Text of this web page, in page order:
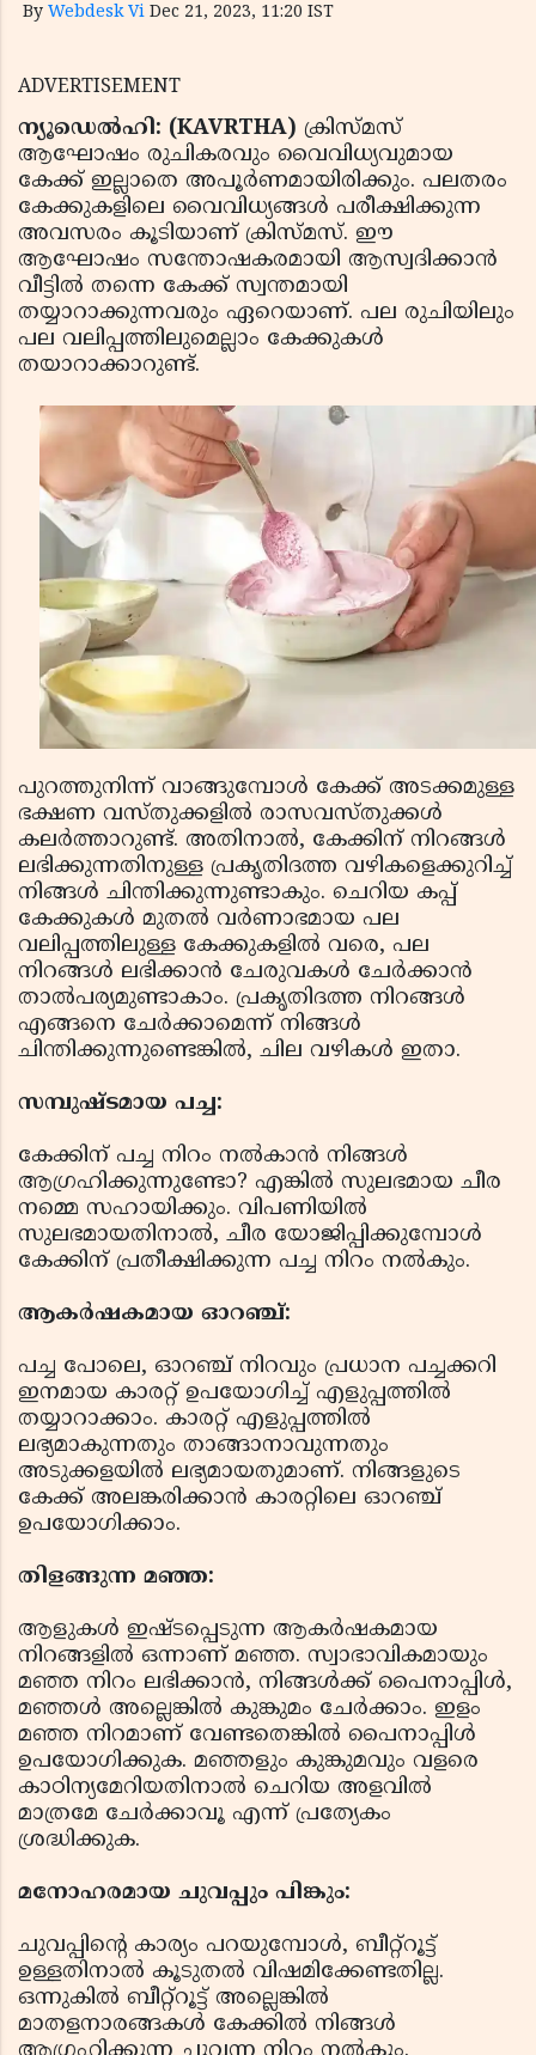
By Webdesk Vi Dec 21, 2023, 11:20 IST
ADVERTISEMENT
ന്യൂഡെൽഹി: (KAVRTHA) ക്രിസ്മസ്
ആഘോഷം രുചികരവും വൈവിധ്യവുമായ
കേക്ക് ഇല്ലാതെ അപൂർണമായിരിക്കും. പലതരം
കേക്കുകളിലെ വൈവിധ്യങ്ങള്‍ പരീക്ഷിക്കുന്ന
അവസരം കൂടിയാണ് ക്രിസ്മസ്. ഈ
ആഘോഷം സന്തോഷകരമായി ആസ്വദിക്കാന്‍
വീട്ടില്‍ തന്നെ കേക്ക് സ്വന്തമായി
തയ്യാറാക്കുന്നവരും ഏറെയാണ്. പല രുചിയിലും
പല വലിപ്പത്തിലുമെല്ലാം കേക്കുകൾ
തയാറാക്കാറുണ്ട്.
പുറത്തുനിന്ന് വാങ്ങുമ്പോൾ കേക്ക് അടക്കമുള്ള
ഭക്ഷണ വസ്തുക്കളിൽ രാസവസ്തുക്കൾ
കലർത്താറുണ്ട്. അതിനാൽ, കേക്കിന് നിറങ്ങൾ
ലഭിക്കുന്നതിനുള്ള പ്രകൃതിദത്ത വഴികളെക്കുറിച്ച്
നിങ്ങൾ ചിന്തിക്കുന്നുണ്ടാകും. ചെറിയ കപ്പ്
കേക്കുകൾ മുതൽ വർണാഭമായ പല
വലിപ്പത്തിലുള്ള കേക്കുകളിൽ വരെ, പല
നിറങ്ങൾ ലഭിക്കാൻ ചേരുവകൾ ചേർക്കാൻ
താൽപര്യമുണ്ടാകാം. പ്രകൃതിദത്ത നിറങ്ങൾ
എങ്ങനെ ചേർക്കാമെന്ന് നിങ്ങൾ
ചിന്തിക്കുന്നുണ്ടെങ്കിൽ, ചില വഴികൾ ഇതാ.
സമ്പുഷ്ടമായ പച്ച:
കേക്കിന് പച്ച നിറം നൽകാൻ നിങ്ങൾ
ആഗ്രഹിക്കുന്നുണ്ടോ? എങ്കിൽ സുലഭമായ ചീര
നമ്മെ സഹായിക്കും. വിപണിയിൽ
സുലഭമായതിനാൽ, ചീര യോജിപ്പിക്കുമ്പോൾ
കേക്കിന് പ്രതീക്ഷിക്കുന്ന പച്ച നിറം നൽകും.
ആകർഷകമായ ഓറഞ്ച്:
പച്ച പോലെ, ഓറഞ്ച് നിറവും പ്രധാന പച്ചക്കറി
ഇനമായ കാരറ്റ് ഉപയോഗിച്ച് എളുപ്പത്തിൽ
തയ്യാറാക്കാം. കാരറ്റ് എളുപ്പത്തിൽ
ലഭ്യമാകുന്നതും താങ്ങാനാവുന്നതും
അടുക്കളയിൽ ലഭ്യമായതുമാണ്. നിങ്ങളുടെ
കേക്ക് അലങ്കരിക്കാൻ കാരറ്റിലെ ഓറഞ്ച്
ഉപയോഗിക്കാം.
തിളങ്ങുന്ന മഞ്ഞ:
ആളുകൾ ഇഷ്ടപ്പെടുന്ന ആകർഷകമായ
നിറങ്ങളിൽ ഒന്നാണ് മഞ്ഞ. സ്വാഭാവികമായും
മഞ്ഞ നിറം ലഭിക്കാൻ, നിങ്ങൾക്ക് പൈനാപ്പിൾ,
മഞ്ഞൾ അല്ലെങ്കിൽ കുങ്കുമം ചേർക്കാം. ഇളം
മഞ്ഞ നിറമാണ് വേണ്ടതെങ്കിൽ പൈനാപ്പിൾ
ഉപയോഗിക്കുക. മഞ്ഞളും കുങ്കുമവും വളരെ
കാഠിന്യമേറിയതിനാൽ ചെറിയ അളവിൽ
മാത്രമേ ചേർക്കാവൂ എന്ന് പ്രത്യേകം
ശ്രദ്ധിക്കുക.
മനോഹരമായ ചുവപ്പും പിങ്കും:
ചുവപ്പിന്റെ കാര്യം പറയുമ്പോൾ, ബീറ്റ്റൂട്ട്
ഉള്ളതിനാൽ കൂടുതൽ വിഷമിക്കേണ്ടതില്ല.
ഒന്നുകിൽ ബീറ്റ്റൂട്ട് അല്ലെങ്കിൽ
മാതളനാരങ്ങകൾ കേക്കിൽ നിങ്ങൾ